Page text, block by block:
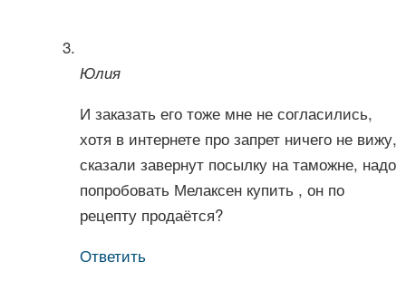
Юлия
И заказать его тоже мне не согласились,
хотя в интернете про запрет ничего не вижу,
сказали завернут посылку на таможне, надо
попробовать Мелаксен купить , он по
рецепту продаётся?
Ответить